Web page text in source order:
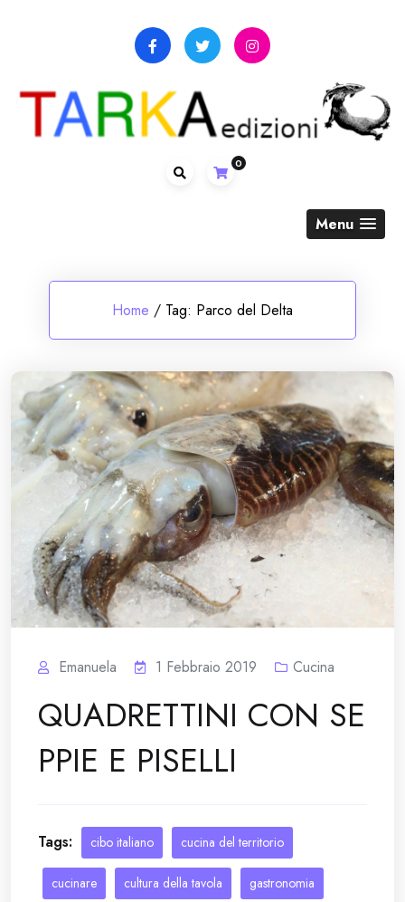
0
Menu
Home / Tag: Parco del Delta
Emanuela 1 Febbraio 2019 Cucina
QUADRETTINI CON SE
PPIE E PISELLI
Tags: cibo italiano cucina del territorio
cucinare cultura della tavola gastronomia